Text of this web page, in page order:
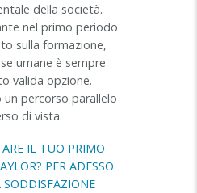
della società.
nel primo periodo
sulla formazione,
umane è sempre
valida opzione.
percorso parallelo
di vista.
IL TUO PRIMO
PER ADESSO